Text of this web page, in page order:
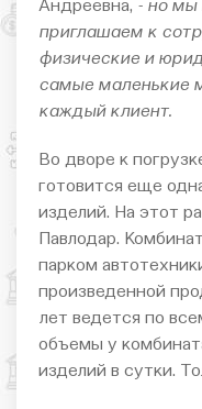
Андреевна, - но мы
приглашаем к
физические и
самые маленькие
каждый клиент.
Во дворе к
готовится еще
изделий. На этот
Павлодар.
парком
произведенной
лет ведется по
объемы у
изделий в сутки.